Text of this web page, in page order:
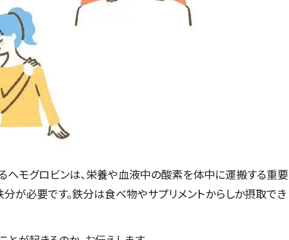
ヘモグロビンは、栄養や血液中の酸素を体中に運搬する重要
が必要です。鉄分は食べ物やサプリメントからしか摂取でき